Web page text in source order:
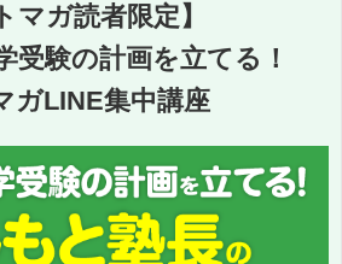
マガ読者限定】
受験の計画を立てる！
ガLINE集中講座